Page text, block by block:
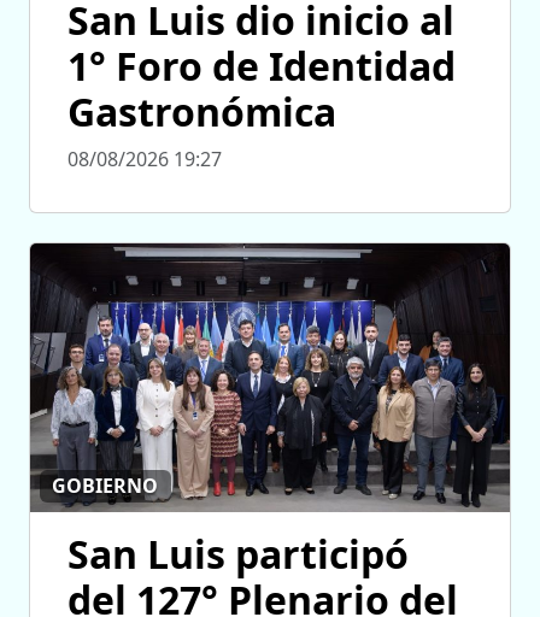
San Luis dio inicio al
1° Foro de Identidad
Gastronómica
08/08/2026 19:27
GOBIERNO
San Luis participó
del 127° Plenario del